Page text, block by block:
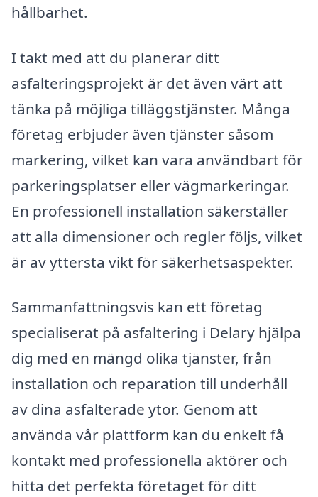
hållbarhet.
I takt med att du planerar ditt
asfalteringsprojekt är det även värt att
tänka på möjliga tilläggstjänster. Många
företag erbjuder även tjänster såsom
markering, vilket kan vara användbart för
parkeringsplatser eller vägmarkeringar.
En professionell installation säkerställer
att alla dimensioner och regler följs, vilket
är av yttersta vikt för säkerhetsaspekter.
Sammanfattningsvis kan ett företag
specialiserat på asfaltering i Delary hjälpa
dig med en mängd olika tjänster, från
installation och reparation till underhåll
av dina asfalterade ytor. Genom att
använda vår plattform kan du enkelt få
kontakt med professionella aktörer och
hitta det perfekta företaget för ditt